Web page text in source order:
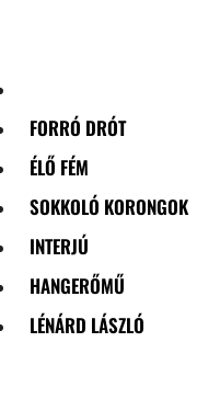
FORRÓ DRÓT
ÉLŐ FÉM
SOKKOLÓ KORONGOK
INTERJÚ
HANGERŐMŰ
LÉNÁRD LÁSZLÓ